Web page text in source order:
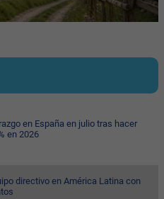
en España en julio tras hacer
en 2026
directivo en América Latina con